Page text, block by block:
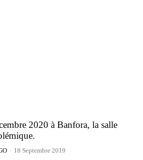
2020 à Banfora, la salle
- 18 Septembre 2019